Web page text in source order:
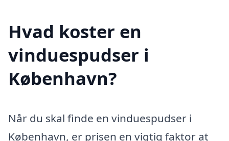
Hvad koster en
vinduespudser i
København?
Når du skal finde en vinduespudser i
København, er prisen en vigtig faktor at